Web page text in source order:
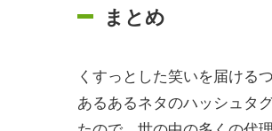
まとめ
くすっとした笑いを届ける
あるあるネタのハッシュタ